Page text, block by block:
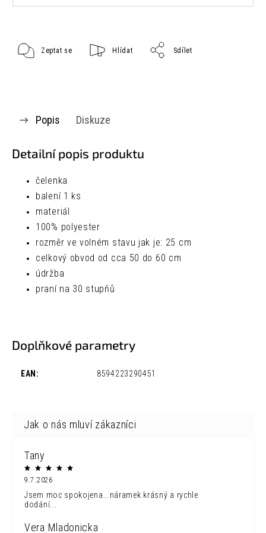
Zeptat se Hlídat Sdílet
Popis Diskuze
Detailní popis produktu
čelenka
balení 1 ks
materiál
100% polyester
rozměr ve volném stavu jak je: 25 cm
celkový obvod od cca 50 do 60 cm
údržba
praní na 30 stupňů
Doplňkové parametry
EAN : 8594223290451
Tany
9.7.2026
Jsem moc spokojena...náramek krásný a rychle
dodání...
Vera Mladonicka